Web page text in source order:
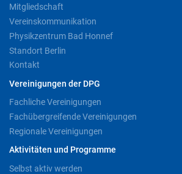
Mitgliedschaft
Vereinskommunikation
Physikzentrum Bad Honnef
Standort Berlin
Kontakt
Vereinigungen der DPG
Fachliche Vereinigungen
Fachübergreifende Vereinigungen
Regionale Vereinigungen
Aktivitäten und Programme
Selbst aktiv werden